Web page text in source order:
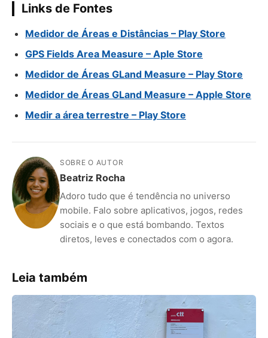
Links de Fontes
Medidor de Áreas e Distâncias – Play Store
GPS Fields Area Measure – Aple Store
Medidor de Áreas GLand Measure – Play Store
Medidor de Áreas GLand Measure – Apple Store
Medir a área terrestre – Play Store
SOBRE O AUTOR
Beatriz Rocha
Adoro tudo que é tendência no universo
mobile. Falo sobre aplicativos, jogos, redes
sociais e o que está bombando. Textos
diretos, leves e conectados com o agora.
Leia também